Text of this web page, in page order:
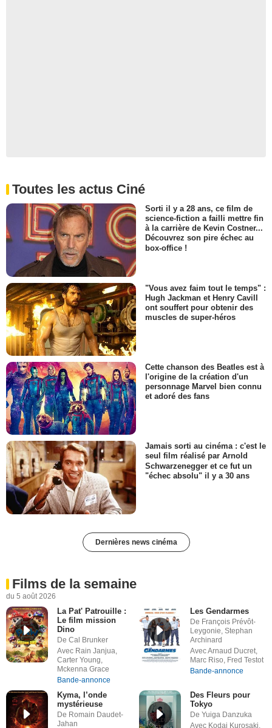
Toutes les actus Ciné
Sorti il y a 28 ans, ce film de
science-fiction a failli mettre fin
à la carrière de Kevin Costner...
Découvrez son pire échec au
box-office !
"Vous avez faim tout le temps" :
Hugh Jackman et Henry Cavill
ont souffert pour obtenir des
muscles de super-héros
Cette chanson des Beatles est à
l'origine de la création d'un
personnage Marvel bien connu
et adoré des fans
Jamais sorti au cinéma : c'est le
seul film réalisé par Arnold
Schwarzenegger et ce fut un
"échec absolu" il y a 30 ans
Dernières news cinéma
Films de la semaine
du 5 août 2026
La Pat' Patrouille :
Le film mission
Dino
De Cal Brunker
Avec Rain Janjua,
Carter Young,
Mckenna Grace
Bande-annonce
Les Gendarmes
De François Prévôt-
Leygonie, Stephan
Archinard
Avec Arnaud Ducret,
Marc Riso, Fred Testot
Bande-annonce
Kyma, l’onde
mystérieuse
De Romain Daudet-
Jahan
Des Fleurs pour
Tokyo
De Yuiga Danzuka
Avec Kodai Kurosaki,